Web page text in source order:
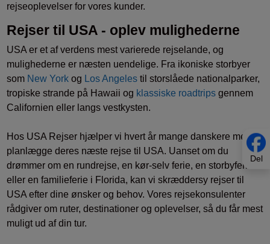
Del
rejseoplevelser for vores kunder.
Rejser til USA - oplev mulighederne
USA er et af verdens mest varierede rejselande, og
mulighederne er næsten uendelige. Fra ikoniske storbyer
som New Yorkog Los Angelestil storslåede nationalparker,
tropiske strande på Hawaii og klassiske roadtripsgennem
Californien eller langs vestkysten.
Hos USA Rejser hjælper vi hvert år mange danskere med at
planlægge deres næste rejse til USA. Uanset om du
drømmer om en rundrejse, en kør-selv ferie, en storbyferie
eller en familieferie i Florida, kan vi skræddersy rejser til
USA efter dine ønsker og behov. Vores rejsekonsulenter
rådgiver om ruter, destinationer og oplevelser, så du får mest
muligt ud af din tur.